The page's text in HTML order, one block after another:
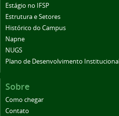
Estágio no IFSP
Estrutura e Setores
Histórico do Campus
Napne
NUGS
Plano de Desenvolvimento
Sobre
Como chegar
Contato